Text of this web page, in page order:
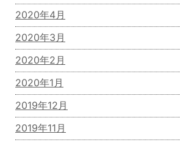
2020年4月
2020年3月
2020年2月
2020年1月
2019年12月
2019年11月